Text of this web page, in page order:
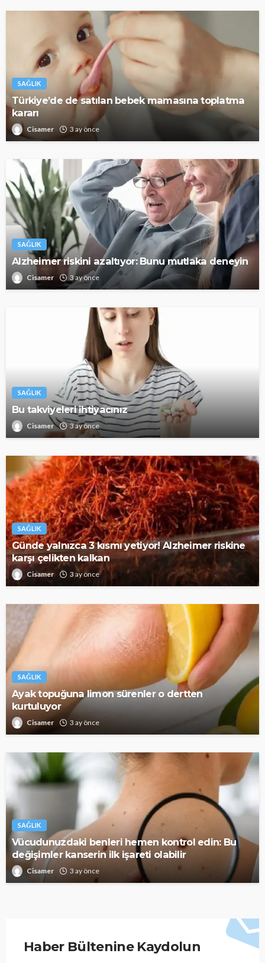
SAĞLIK
Türkiye’de de satılan bebek mamasına toplatma
kararı
Cisamer 3 ay önce
SAĞLIK
Alzheimer riskini azaltıyor: Bunu mutlaka deneyin
Cisamer 3 ay önce
SAĞLIK
Bu takviyeleri ihtiyacınız
Cisamer 3 ay önce
SAĞLIK
Günde yalnızca 3 kısmı yetiyor! Alzheimer riskine
karşı çelikten kalkan
Cisamer 3 ay önce
SAĞLIK
Ayak topuğuna limon sürenler o dertten
kurtuluyor
Cisamer 3 ay önce
SAĞLIK
Vücudunuzdaki benleri hemen kontrol edin: Bu
değişimler kanserin ilk işareti olabilir
Cisamer 3 ay önce
Haber Bültenine Kaydolun